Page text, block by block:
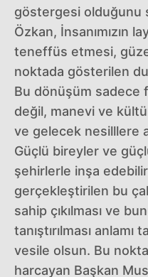
göstergesi olduğunu
Özkan, İnsanımızın
teneffüs etmesi,
noktada gösterilen
Bu dönüşüm sadece
değil, manevi ve
ve gelecek nesilllere
Güçlü bireyler ve
şehirlerle inşa
gerçekleştirilen bu
sahip çıkılması ve
tanıştırılması
vesile olsun. Bu
harcayan Başkan